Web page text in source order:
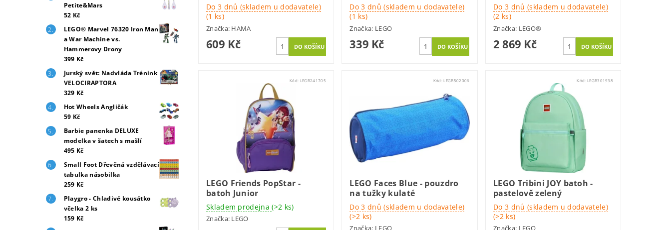
Petite&Mars
52 Kč
LEGO® Marvel 76320 Iron Man
a War Machine vs.
Hammerovy Drony
399 Kč
Jurský svět: Nadvláda Trénink
VELOCIRAPTORA
329 Kč
Hot Wheels Angličák
59 Kč
Barbie panenka DELUXE
modelka v šatech s mašlí
495 Kč
Small Foot Dřevěná vzdělávací
tabulka násobilka
259 Kč
Playgro - Chladivé kousátko
včelka 2 ks
159 Kč
Do 3 dnů (skladem u dodavatele)
(1 ks)
Značka: HAMA
609 Kč
Do 3 dnů (skladem u dodavatele)
(1 ks)
Značka: LEGO
339 Kč
Do 3 dnů (skladem u dodavatele)
(2 ks)
Značka: LEGO®
2 869 Kč
Kód: LEGB241705
LEGO Friends PopStar -
batoh Junior
Skladem prodejna(>2 ks)
Značka: LEGO
Kód:LEGB502006
LEGO Faces Blue - pouzdro
na tužky kulaté
Do 3 dnů (skladem u dodavatele)
(>2 ks)
Značka: LEGO
Kód: LEGB301938
LEGO Tribini JOY batoh -
pastelově zelený
Do 3 dnů (skladem u dodavatele)
(>2 ks)
Značka: LEGO